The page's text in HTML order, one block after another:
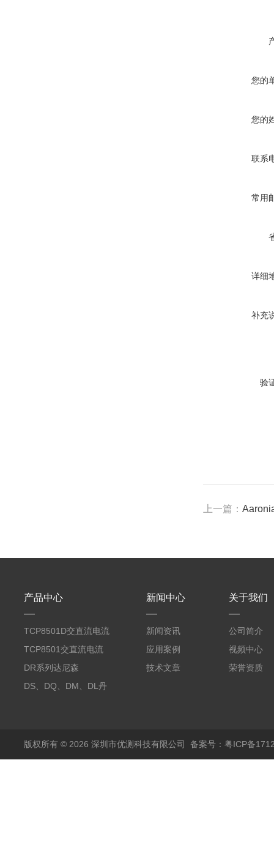
您的
您的
联系
常用
详细
补充
验
上一篇：
产品中心
TCP8501D交直流电流
探头500A
TCP8501交直流电流
探头500A
DR系列达尼森
Danisense高精度电流
DS、DQ、DM、DL丹
新闻中心
新闻资讯
应用案例
技术文章
关于我们
公司简介
视频中心
荣誉资质
版权所有 © 2026 深圳市优测科技有限公司 备案号：粤ICP备